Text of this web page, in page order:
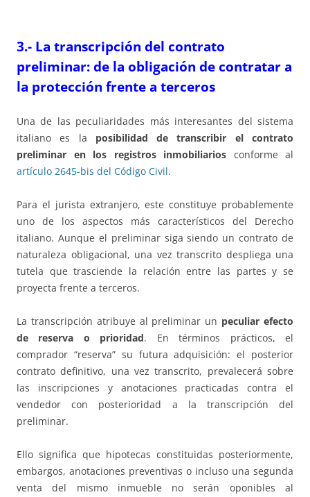
3.- La transcripción del contrato
preliminar: de la obligación de contratar a
la protección frente a terceros
Una de las peculiaridades más interesantes del sistema
italiano es la posibilidad de transcribir el contrato
preliminar en los registros inmobiliarios conforme al
artículo 2645-bis del Código Civil.
Para el jurista extranjero, este constituye probablemente
uno de los aspectos más característicos del Derecho
italiano. Aunque el preliminar siga siendo un contrato de
naturaleza obligacional, una vez transcrito despliega una
tutela que trasciende la relación entre las partes y se
proyecta frente a terceros.
La transcripción atribuye al preliminar un peculiar efecto
de reserva o prioridad. En términos prácticos, el
comprador “reserva” su futura adquisición: el posterior
contrato definitivo, una vez transcrito, prevalecerá sobre
las inscripciones y anotaciones practicadas contra el
vendedor con posterioridad a la transcripción del
preliminar.
Ello significa que hipotecas constituidas posteriormente,
embargos, anotaciones preventivas o incluso una segunda
venta del mismo inmueble no serán oponibles al